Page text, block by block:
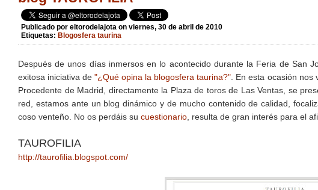
Publicado por eltorodelajota on viernes, 30 de abril de 2010
Etiquetas: Blogosfera taurina
Después de unos días inmersos en lo acontecido durante la Feria de San
exitosa iniciativa de"¿Qué opina la blogosfera taurina?" . En esta ocasión
Procedente de Madrid, directamente la Plaza de toros de Las Ventas, se
red, estamos ante un blog dinámico y de mucho contenido de calidad,
coso venteño. No os perdáis su cuestionario , resulta de gran interés para el
TAUROFILIA
http://taurofilia.blogspot.com/